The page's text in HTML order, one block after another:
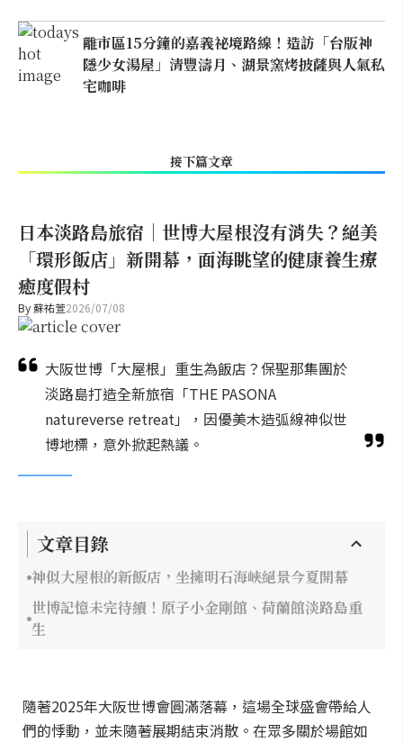
離市區15分鐘的嘉義祕境路線！造訪「台版神
隱少女湯屋」清豐濤月、湖景窯烤披薩與人氣私
宅咖啡
接下篇文章
日本淡路島旅宿｜世博大屋根沒有消失？絕美
「環形飯店」新開幕，面海眺望的健康養生療
癒度假村
By蘇祐萱2026/07/08
大阪世博「大屋根」重生為飯店？保聖那集團於
淡路島打造全新旅宿「THE PASONA
natureverse retreat」，因優美木造弧線神似世
博地標，意外掀起熱議。
文章目錄
神似大屋根的新飯店，坐擁明石海峽絕景今夏開幕
世博記憶未完待續！原子小金剛館、荷蘭館淡路島重
生
隨著2025年大阪世博會圓滿落幕，這場全球盛會帶給人
們的悸動，並未隨著展期結束消散。在眾多關於場館如